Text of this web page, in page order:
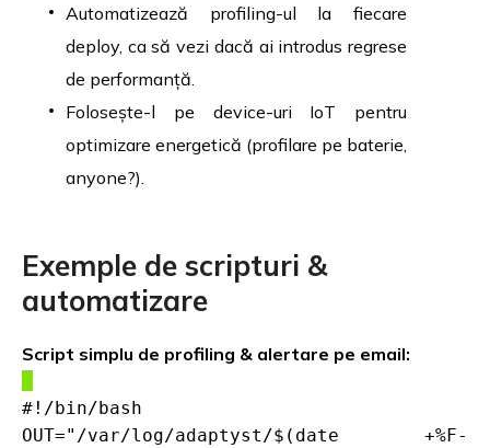
Automatizează profiling-ul la fiecare
deploy, ca să vezi dacă ai introdus regrese
de performanță.
Folosește-l pe device-uri IoT pentru
optimizare energetică (profilare pe baterie,
anyone?).
Exemple de scripturi &
automatizare
Script simplu de profiling & alertare pe email:
#!/bin/bash
OUT="/var/log/adaptyst/$(date +%F-